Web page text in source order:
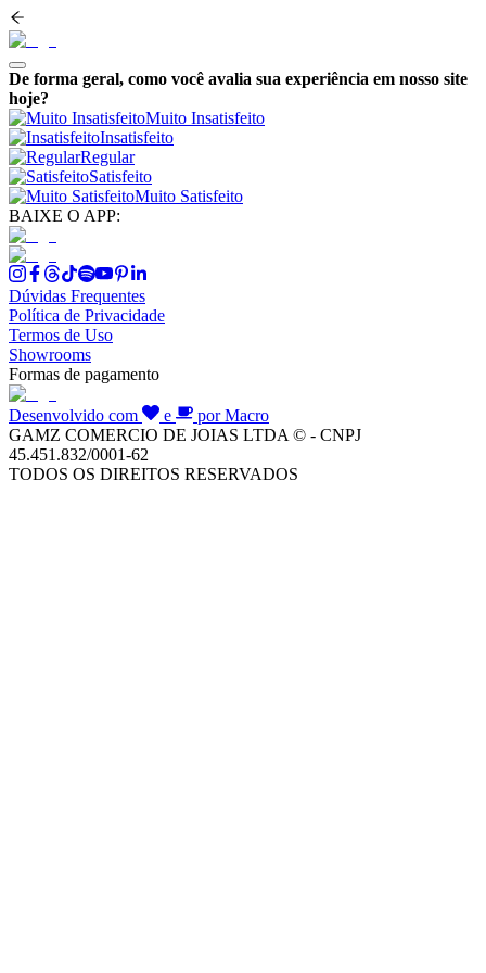
De forma geral, como você avalia sua experiência em nosso site
hoje?
Muito Insatisfeito
Insatisfeito
Regular
Satisfeito
Muito Satisfeito
BAIXE O APP:
Dúvidas Frequentes
Política de Privacidade
Termos de Uso
Showrooms
Formas de pagamento
Desenvolvido com e
por Macro
GAMZ COMERCIO DE JOIAS LTDA © - CNPJ
45.451.832/0001-62
TODOS OS DIREITOS RESERVADOS